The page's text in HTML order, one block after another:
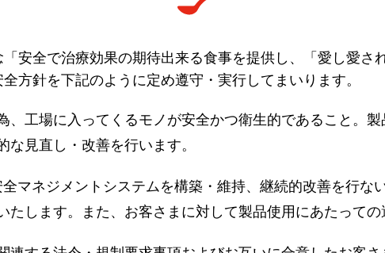
安全で治療効果の期待出来る食事を提供し、「愛し愛さ
方針を下記のように定め遵守・実行してまいります。
、工場に入ってくるモノが安全かつ衛生的であること。
見直し・改善を行います。
マネジメントシステムを構築・維持、継続的改善を行な
たします。また、お客さまに対して製品使用にあたっての